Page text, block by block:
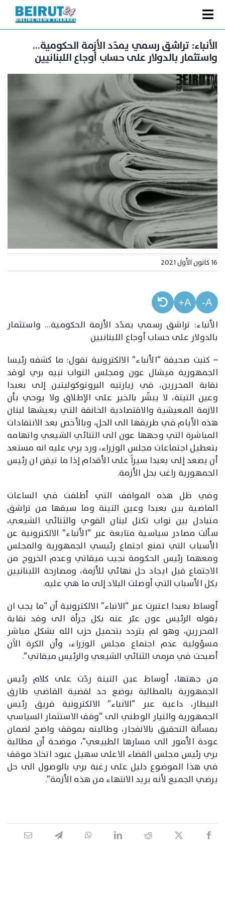
content
Toggle
Navigation
الصفحة الرئيسية
سياسة
اقتصاد
فنّ
رياضة
متفرقات
Podcast
من نحن
البحث
عن:
الأنباء: تراشق رسمي يمدّد الأزمة الحكومية…
واستثمار بالدولار على حساب أوجاع اللبنانيين
16 كانون الأول 2021
A-
A+
الأنباء: تراشق رسمي يمدّد الأزمة الحكومية… واستثمار
بالدولار على حساب أوجاع اللبنانيين
– كتبت صحيفة “الأنباء” الالكترونية تقول: ما كشفه رئيسا
الجمهورية ميشال عون ومجلس النواب نبيه بري لوفد
نقابة المحررين، في زيارتيه البروتوكوليتين إلى بعبدا
وعين التينة، لا يبشّر بالخير على الإطلاق ولا يوحي بأن
الازمة المعيشية والاقتصادية الخانقة التي يعيشها لبنان
هذه الأيام في طريقها الى الحل، وبالأخص بعد الانتقادات
المباشرة التي وجهها عون الى الثنائي الشيعي واتهامه
بتعطيل اجتماعات مجلس الوزراء، ورد بري عليه انه مستعد
أن يصعد إلى بعبدا سيراً على الأقدام إذا ما تيقن ان رئيس
الجمهورية راغب بحل الأزمة.
وفي ظل هذه المواقف التي أطلقت في الساعات
الماضية بين بعبدا وعين التينة وما سبقها من تراشق
متبادل بين نواب تكتل لبنان القوي والثنائي الشيعي،
سألت مصادر سياسية متابعة عبر “الأنباء” الالكترونية عن
الأسباب التي تمنع اجتماع رئيسي الجمهورية والمجلس
ومعهما رئيس الحكومة نجيب ميقاتي وعدم الخروج من
الاجتماع قبل ايجاد حل نهائي للأزمة، ومصارحة اللبنانيين
بكل الأسباب التي أوصلت البلاد إلى ما هي عليه.
أوساط بعبدا اعتبرت عبر “الانباء” الالكترونية أن “ما يجب ان
يقوله الرئيس عون عبّر عنه بكل جرأة الى وفد نقابة
المحررين، وهو لم يتردد بتحميل حزب الله بشكل مباشر
مسؤولية عدم اجتماع مجلس الوزراء، وأن الكرة الآن
أصبحت في مرمى الثنائي الشيعي والرئيس ميقاتي”.
من جهتها، أوساط عين التينة ردّت على كلام رئيس
الجمهورية بالمطالبة بوضع حد لقضية القاضي طارق
البيطار، داعية عبر “الانباء” الالكترونية فريق رئيس
الجمهورية والتيار الوطني الى “وقف الاستثمار السياسي
بمسألة التحقيق بالانفجار، وطالبته بموقف واضح لضمان
عودة الأمور الى مسارها الطبيعي”، موضحة أن مطالبة
بري رئيس مجلس القضاء الاعلى سهيل عبود اتخاذ موقف
في هذا الموضوع دليل على رغبة بري بالوصول الى حل
يرضي الجميع لأنه يريد الانتهاء من هذه الأزمة”.